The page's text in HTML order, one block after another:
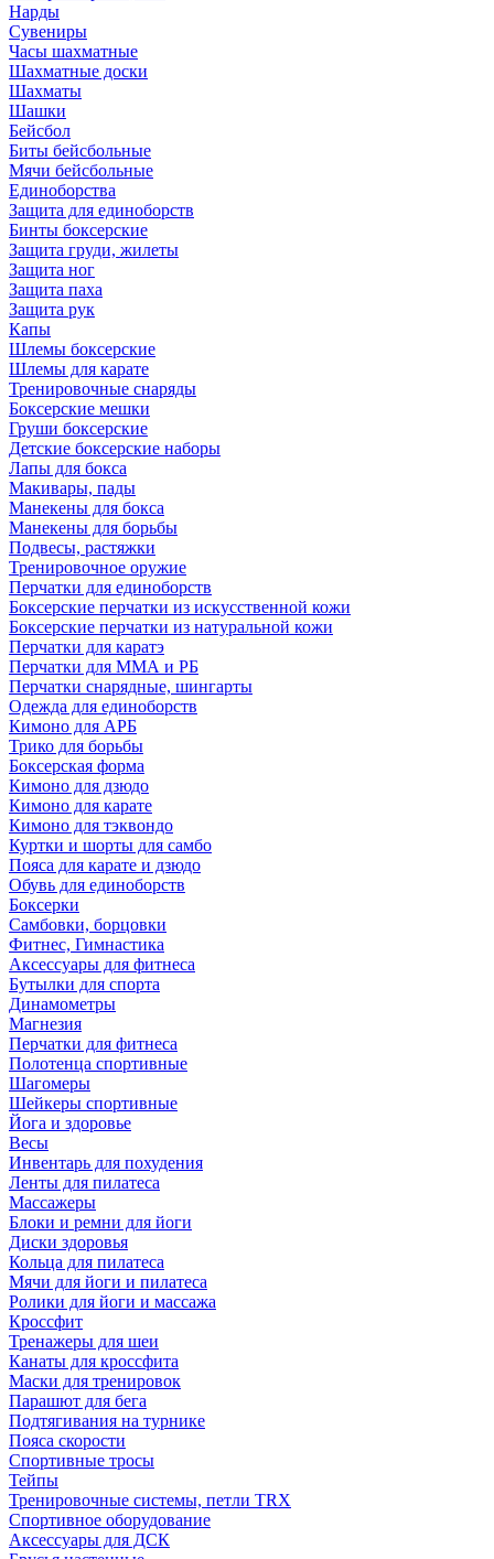
Нарды
Сувениры
Часы шахматные
Шахматные доски
Шахматы
Шашки
Бейсбол
Биты бейсбольные
Мячи бейсбольные
Единоборства
Защита для единоборств
Бинты боксерские
Защита груди, жилеты
Защита ног
Защита паха
Защита рук
Капы
Шлемы боксерские
Шлемы для карате
Тренировочные снаряды
Боксерские мешки
Груши боксерские
Детские боксерские наборы
Лапы для бокса
Макивары, пады
Манекены для бокса
Манекены для борьбы
Подвесы, растяжки
Тренировочное оружие
Перчатки для единоборств
Боксерские перчатки из искусственной кожи
Боксерские перчатки из натуральной кожи
Перчатки для каратэ
Перчатки для ММА и РБ
Перчатки снарядные, шингарты
Одежда для единоборств
Кимоно для АРБ
Трико для борьбы
Боксерская форма
Кимоно для дзюдо
Кимоно для карате
Кимоно для тэквондо
Куртки и шорты для самбо
Пояса для карате и дзюдо
Обувь для единоборств
Боксерки
Самбовки, борцовки
Фитнес, Гимнастика
Аксессуары для фитнеса
Бутылки для спорта
Динамометры
Магнезия
Перчатки для фитнеса
Полотенца спортивные
Шагомеры
Шейкеры спортивные
Йога и здоровье
Весы
Инвентарь для похудения
Ленты для пилатеса
Массажеры
Блоки и ремни для йоги
Диски здоровья
Кольца для пилатеса
Мячи для йоги и пилатеса
Ролики для йоги и массажа
Кроссфит
Тренажеры для шеи
Канаты для кроссфита
Маски для тренировок
Парашют для бега
Подтягивания на турнике
Пояса скорости
Спортивные тросы
Тейпы
Тренировочные системы, петли TRX
Спортивное оборудование
Аксессуары для ДСК